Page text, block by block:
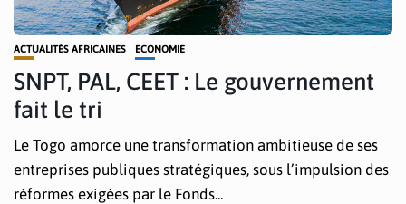
ACTUALITÉS AFRICAINES ECONOMIE
SNPT, PAL, CEET : Le gouvernement
fait le tri
Le Togo amorce une transformation ambitieuse de ses
entreprises publiques stratégiques, sous l’impulsion des
réformes exigées par le Fonds...